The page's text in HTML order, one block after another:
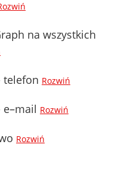
na wszystkich
telefon Rozwiń
Rozwiń
Rozwiń